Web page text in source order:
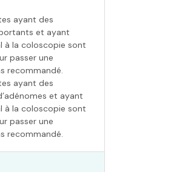
ayant des
et ayant
à la coloscopie sont
passer une
recommandé.
ayant des
et ayant
à la coloscopie sont
passer une
recommandé.